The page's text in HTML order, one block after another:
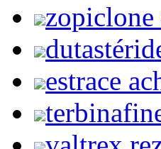
zopiclone
estrace